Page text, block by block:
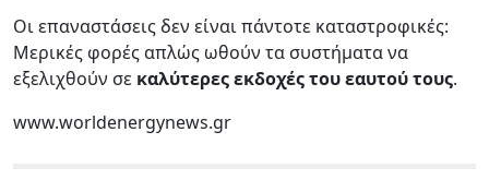
Οι επαναστάσεις δεν είναι πάντοτε καταστροφικές:
Μερικές φορές απλώς ωθούν τα συστήματα να
εξελιχθούν σε καλύτερες εκδοχές του εαυτού τους.
www.worldenergynews.gr